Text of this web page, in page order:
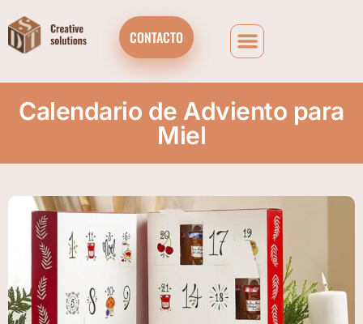
CONTACTO
Calendario de Adviento para
Miel